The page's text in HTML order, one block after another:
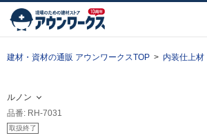
建材・資材の通販 アウンワークスTOP 内装仕上材
ルノン
品番: RH-7031
取扱終了